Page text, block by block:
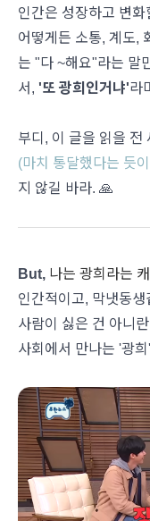
인간은 성장하고 변
어떻게든 소통, 계도,
는 "다 ~해요"라는 말
서, '또 광희인거냐'라
부디, 이 글을 읽을 전
(마치 통달했다는 듯
지 않길 바라. 🙏
But, 나는 광희라는
인간적이고, 막냇동
사람이 싫은 건 아니
사회에서 만나는 '광